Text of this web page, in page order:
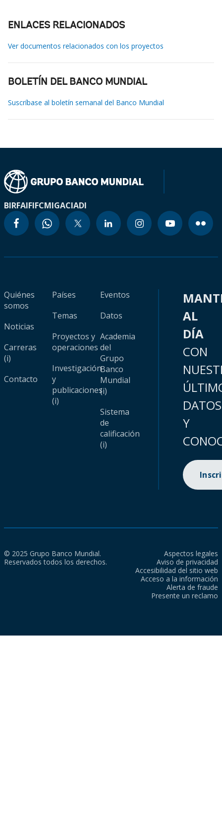
ENLACES RELACIONADOS
Ver documentos relacionados con los proyectos
BOLETÍN DEL BANCO MUNDIAL
Suscríbase al boletín semanal del Banco Mundial
BIRFAIFIFCMIGACIADI
Quiénes
somos
Noticias
Carreras
(i)
Contacto
Países
Temas
Proyectos y
operaciones
Investigación
y
publicaciones
(i)
Eventos
Datos
Academia
del
Grupo
Banco
Mundial
(i)
Sistema
de
calificación
(i)
AL
DÍA
CON
DATOS
Y
© 2025 Grupo Banco Mundial.
Reservados todos los derechos.
Aspectos legales
Aviso de privacidad
Accesibilidad del sitio web
Acceso a la información
Alerta de fraude
Presente un reclamo